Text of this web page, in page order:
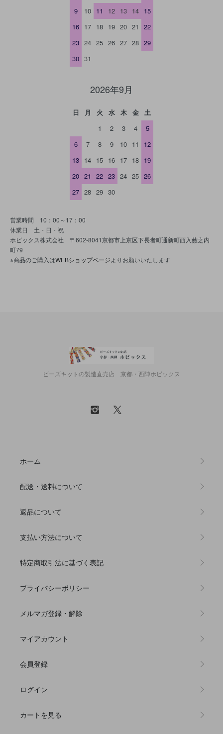
9
10 11 12 13 14 15
16 17 18 19 20 21
22
23 24 25 26 27 28 29
30 31
2026年9月
日 月 火 水 木 金
土
1
2 3 4
5
6
7 8 9 10 11
12
13 14 15 16 17 18 19
20 21 22 23 24 25 26
27 28 29 30
営業時間 10：00～17：00
休業日 土・日・祝
ホビックス株式会社 〒602-8041京都市上京区下長者町通新町西入藪之内
町79
※商品のご購入はWEBショップページよりお願いいたします
ビーズキットの製造直売店 京都・西陣ホビックス
ホーム
配送・送料について
返品について
支払い方法について
特定商取引法に基づく表記
プライバシーポリシー
メルマガ登録・解除
マイアカウント
会員登録
ログイン
カートを見る